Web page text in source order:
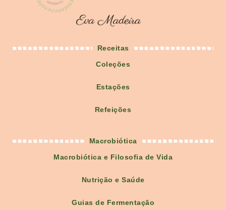
Receitas
Coleções
Estações
Refeições
Macrobiótica
Macrobiótica e Filosofia de Vida
Nutrição e Saúde
Guias de Fermentação